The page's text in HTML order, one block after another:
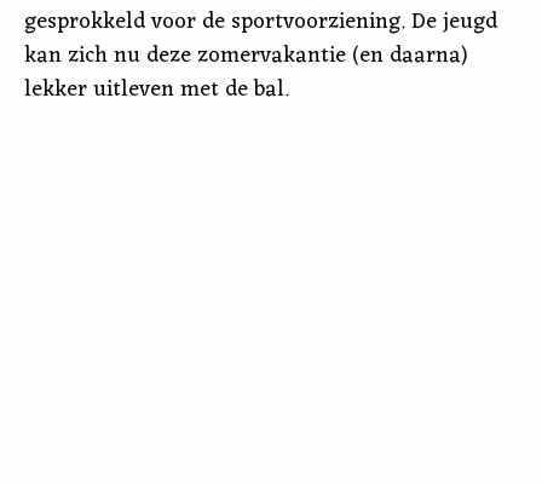
gesprokkeld voor de sportvoorziening. De jeugd
kan zich nu deze zomervakantie (en daarna)
lekker uitleven met de bal.